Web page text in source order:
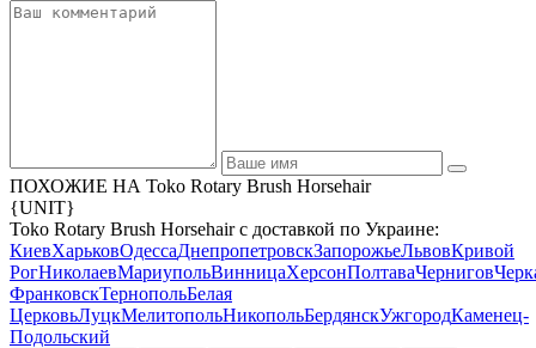
ПОХОЖИЕ НА Toko Rotary Brush Horsehair
{UNIT}
Toko Rotary Brush Horsehair с доставкой по Украине:
КиевХарьковОдессаДнепропетровскЗапорожьеЛьвовКривой
РогНиколаевМариупольВинницаХерсонПолтаваЧернигов
ФранковскТернопольБелая
ЦерковьЛуцкМелитопольНикопольБердянскУжгородКаменец-
Подольский